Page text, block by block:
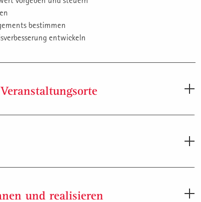
bestimmen
entwickeln
und realisieren